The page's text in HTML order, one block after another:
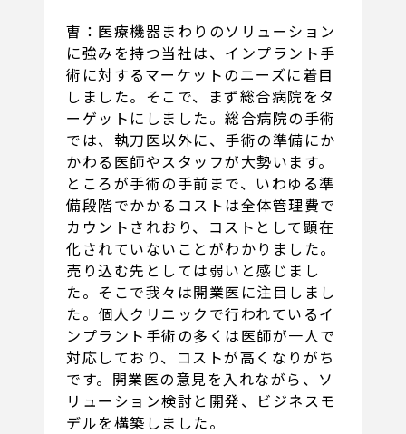
曺：医療機器まわりのソリューション
に強みを持つ当社は、インプラント手
術に対するマーケットのニーズに着目
しました。そこで、まず総合病院をタ
ーゲットにしました。総合病院の手術
では、執刀医以外に、手術の準備にか
かわる医師やスタッフが大勢います。
ところが手術の手前まで、いわゆる準
備段階でかかるコストは全体管理費で
カウントされおり、コストとして顕在
化されていないことがわかりました。
売り込む先としては弱いと感じまし
た。そこで我々は開業医に注目しまし
た。個人クリニックで行われているイ
ンプラント手術の多くは医師が一人で
対応しており、コストが高くなりがち
です。開業医の意見を入れながら、ソ
リューション検討と開発、ビジネスモ
デルを構築しました。